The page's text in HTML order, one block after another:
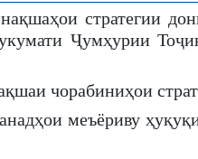
стратегии
Ҷумҳурии
чорабиниҳои
меъёриву